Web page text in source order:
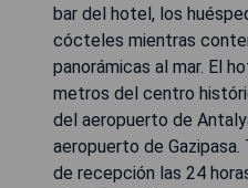
bar del hotel, los
cócteles mientras
panorámicas al mar. El
metros del centro
del aeropuerto de
aeropuerto de
de recepción las 24